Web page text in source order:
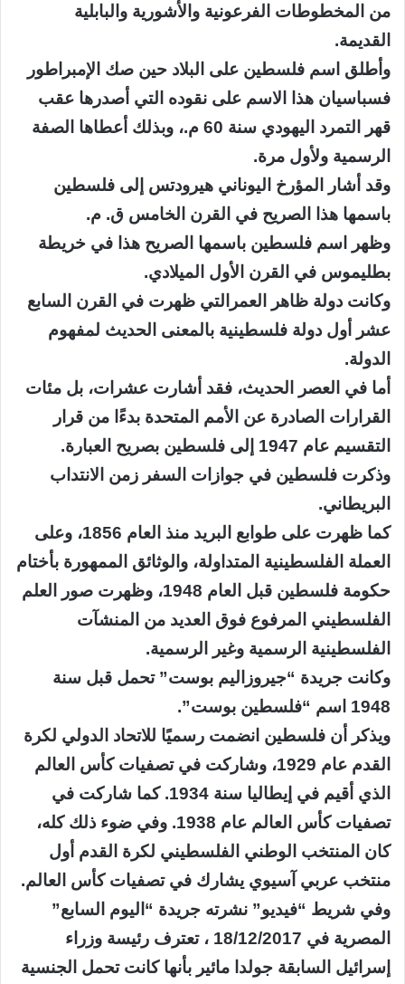
من المخطوطات الفرعونية والأشورية والبابلية
القديمة.
وأطلق اسم فلسطين على البلاد حين صك الإمبراطور
فسباسيان هذا الاسم على نقوده التي أصدرها عقب
قهر التمرد اليهودي سنة 60 م.، وبذلك أعطاها الصفة
الرسمية ولأول مرة.
وقد أشار المؤرخ اليوناني هيرودتس إلى فلسطين
باسمها هذا الصريح في القرن الخامس ق. م.
وظهر اسم فلسطين باسمها الصريح هذا في خريطة
بطليموس في القرن الأول الميلادي.
وكانت دولة ظاهر العمرالتي ظهرت في القرن السابع
عشر أول دولة فلسطينية بالمعنى الحديث لمفهوم
الدولة.
أما في العصر الحديث، فقد أشارت عشرات، بل مئات
القرارات الصادرة عن الأمم المتحدة بدءًا من قرار
التقسيم عام 1947 إلى فلسطين بصريح العبارة.
وذكرت فلسطين في جوازات السفر زمن الانتداب
البريطاني.
كما ظهرت على طوابع البريد منذ العام 1856، وعلى
العملة الفلسطينية المتداولة، والوثائق الممهورة بأختام
حكومة فلسطين قبل العام 1948، وظهرت صور العلم
الفلسطيني المرفوع فوق العديد من المنشآت
الفلسطينية الرسمية وغير الرسمية.
وكانت جريدة “جيروزاليم بوست” تحمل قبل سنة
1948 اسم “فلسطين بوست”.
ويذكر أن فلسطين انضمت رسميًا للاتحاد الدولي لكرة
القدم عام 1929، وشاركت في تصفيات كأس العالم
الذي أقيم في إيطاليا سنة 1934. كما شاركت في
تصفيات كأس العالم عام 1938. وفي ضوء ذلك كله،
كان المنتخب الوطني الفلسطيني لكرة القدم أول
منتخب عربي آسيوي يشارك في تصفيات كأس العالم.
وفي شريط “فيديو” نشرته جريدة “اليوم السابع”
المصرية في 18/12/2017 ، تعترف رئيسة وزراء
إسرائيل السابقة جولدا مائير بأنها كانت تحمل الجنسية